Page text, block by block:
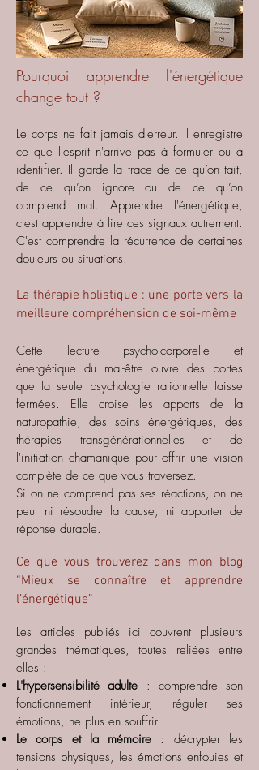
Pourquoi apprendre l'énergétique
change tout ?
Le corps ne fait jamais d'erreur. Il enregistre
ce que l'esprit n'arrive pas à formuler ou à
identifier. Il garde la trace de ce qu’on tait,
de ce qu’on ignore ou de ce qu’on
comprend mal. Apprendre l'énergétique,
c'est apprendre à lire ces signaux autrement.
C'est comprendre la récurrence de certaines
douleurs ou situations.
La thérapie holistique : une porte vers la
meilleure compréhension de soi-même
Cette lecture psycho-corporelle et
énergétique du mal-être ouvre des portes
que la seule psychologie rationnelle laisse
fermées. Elle croise les apports de la
naturopathie, des soins énergétiques, des
thérapies transgénérationnelles et de
l'initiation chamanique pour offrir une vision
complète de ce que vous traversez.
Si on ne comprend pas ses réactions, on ne
peut ni résoudre la cause, ni apporter de
réponse durable.
Ce que vous trouverez dans mon blog
“Mieux se connaître et apprendre
l’énergétique”
Les articles publiés ici couvrent plusieurs
grandes thématiques, toutes reliées entre
elles :
L'hypersensibilité adulte : comprendre son
fonctionnement intérieur, réguler ses
émotions, ne plus en souffrir
Le corps et la mémoire : décrypter les
tensions physiques, les émotions enfouies et